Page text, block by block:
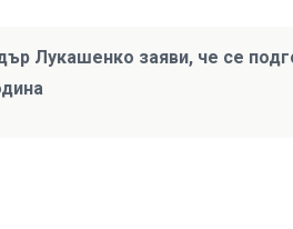
Лукашенко заяви, че се